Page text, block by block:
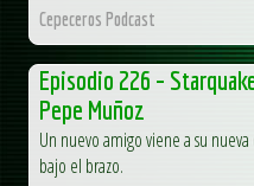
Cepeceros Podcast
Episodio 226 –
Pepe Muñoz
Un nuevo amigo viene a su
bajo el brazo.